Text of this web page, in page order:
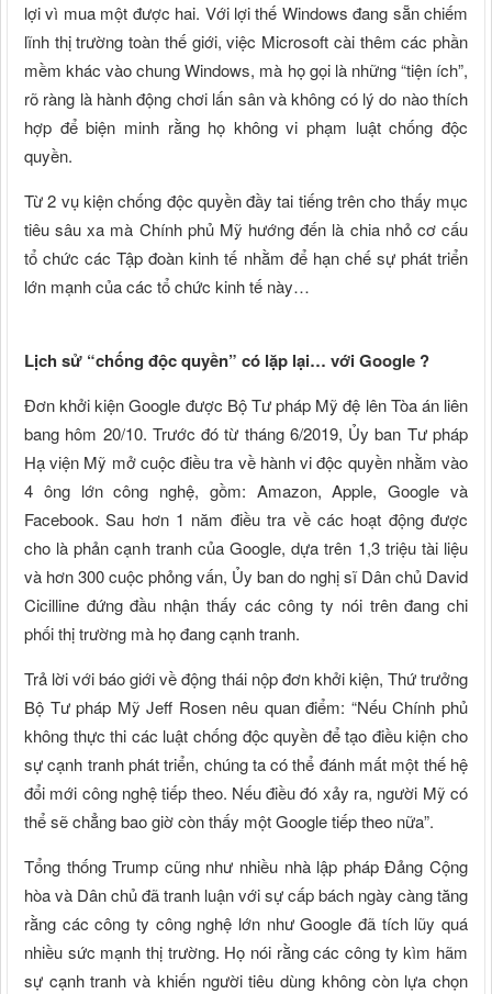
lợi vì mua một được hai. Với lợi thế Windows đang sẵn chiếm
lĩnh thị trường toàn thế giới, việc Microsoft cài thêm các phần
mềm khác vào chung Windows, mà họ gọi là những “tiện ích”,
rõ ràng là hành động chơi lấn sân và không có lý do nào thích
hợp để biện minh rằng họ không vi phạm luật chống độc
quyền.
Từ 2 vụ kiện chống độc quyền đầy tai tiếng trên cho thấy mục
tiêu sâu xa mà Chính phủ Mỹ hướng đến là chia nhỏ cơ cấu
tổ chức các Tập đoàn kinh tế nhằm để hạn chế sự phát triển
lớn mạnh của các tổ chức kinh tế này…
Lịch sử “chống độc quyền” có lặp lại… với Google ?
Đơn khởi kiện Google được Bộ Tư pháp Mỹ đệ lên Tòa án liên
bang hôm 20/10. Trước đó từ tháng 6/2019, Ủy ban Tư pháp
Hạ viện Mỹ mở cuộc điều tra về hành vi độc quyền nhằm vào
4 ông lớn công nghệ, gồm: Amazon, Apple, Google và
Facebook. Sau hơn 1 năm điều tra về các hoạt động được
cho là phản cạnh tranh của Google, dựa trên 1,3 triệu tài liệu
và hơn 300 cuộc phỏng vấn, Ủy ban do nghị sĩ Dân chủ David
Cicilline đứng đầu nhận thấy các công ty nói trên đang chi
phối thị trường mà họ đang cạnh tranh.
Trả lời với báo giới về động thái nộp đơn khởi kiện, Thứ trưởng
Bộ Tư pháp Mỹ Jeff Rosen nêu quan điểm: “Nếu Chính phủ
không thực thi các luật chống độc quyền để tạo điều kiện cho
sự cạnh tranh phát triển, chúng ta có thể đánh mất một thế hệ
đổi mới công nghệ tiếp theo. Nếu điều đó xảy ra, người Mỹ có
thể sẽ chẳng bao giờ còn thấy một Google tiếp theo nữa”.
Tổng thống Trump cũng như nhiều nhà lập pháp Đảng Cộng
hòa và Dân chủ đã tranh luận với sự cấp bách ngày càng tăng
rằng các công ty công nghệ lớn như Google đã tích lũy quá
nhiều sức mạnh thị trường. Họ nói rằng các công ty kìm hãm
sự cạnh tranh và khiến người tiêu dùng không còn lựa chọn